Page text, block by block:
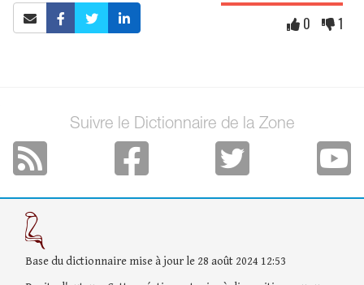
0 1
Suivre le Dictionnaire de la Zone
Base du dictionnaire mise à jour le 28 août 2024 12:53